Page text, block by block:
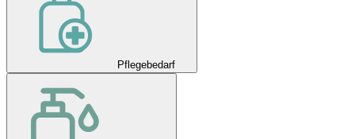
Pflegebedarf